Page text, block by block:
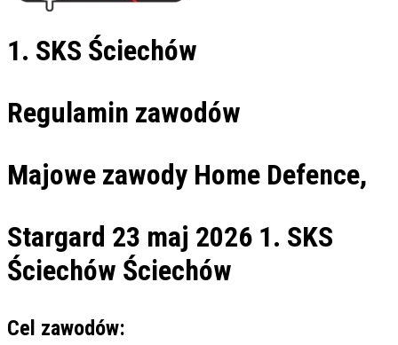
1. SKS Ściechów
Regulamin zawodów
Majowe zawody Home Defence,
Stargard 23 maj 2026 1. SKS
Ściechów Ściechów
Cel zawodów: